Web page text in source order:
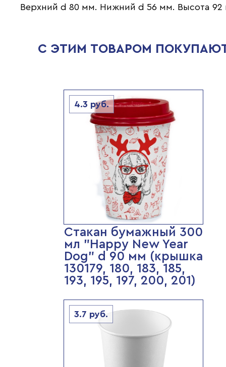
Верхний d 80 мм. Нижний d 56 мм. Высота 92
С ЭТИМ ТОВАРОМ
4.3 руб.
Стакан бумажный 300
мл "Happy New Year
Dog" d 90 мм (крышка
130179, 180, 183, 185,
193, 195, 197, 200, 201)
3.7 руб.